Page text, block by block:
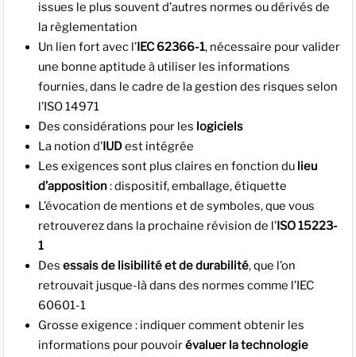
issues le plus souvent d’autres normes ou dérivés de
la règlementation
Un lien fort avec l’IEC 62366-1, nécessaire pour valider
une bonne aptitude à utiliser les informations
fournies, dans le cadre de la gestion des risques selon
l’ISO 14971
Des considérations pour les logiciels
La notion d’IUDest intégrée
Les exigences sont plus claires en fonction du lieu
d’apposition: dispositif, emballage, étiquette
L’évocation de mentions et de symboles, que vous
retrouverez dans la prochaine révision de l’ISO 15223-
1
Desessais de lisibilité et de durabilité, que l’on
retrouvait jusque-là dans des normes comme l’IEC
60601-1
Grosse exigence : indiquer comment obtenir les
informations pour pouvoirévaluer la technologie